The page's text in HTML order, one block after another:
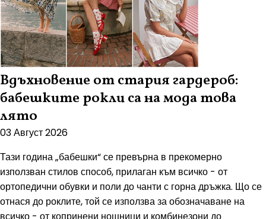
Вдъхновение от стария гардероб:
бабешките рокли са на мода това
лято
03 Август 2026
Тази година „бабешки“ се превърна в прекомерно
използван стилов способ, прилаган към всичко - от
ортопедични обувки и поли до чанти с горна дръжка. Що се
отнася до роклите, той се използва за обозначаване на
всичко - от копринени нощници и комбинезони до